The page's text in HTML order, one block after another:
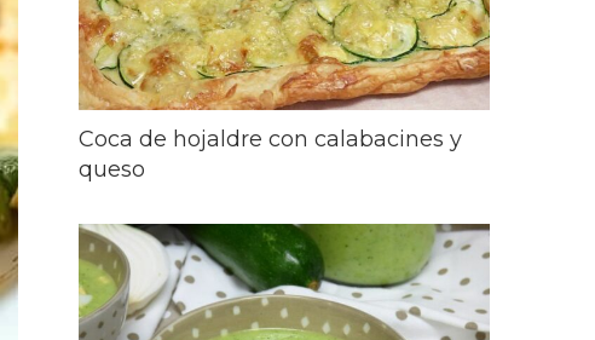
Coca de hojaldre con calabacines y
queso